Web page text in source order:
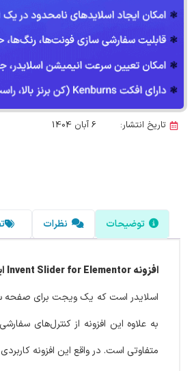
تاریخ انتشار: 6 آبان 1404
توضیحات نظرات
افزونه Invent Slider for Elementor
اسلایدر است که یک ویجت برای صفحه
به علاوه این افزونه از کنترل‌های
متفاوتی است. در واقع این افزونه